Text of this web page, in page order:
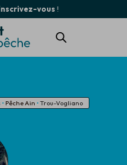
vous !
• Pêche Ain • Trou-Vogliano